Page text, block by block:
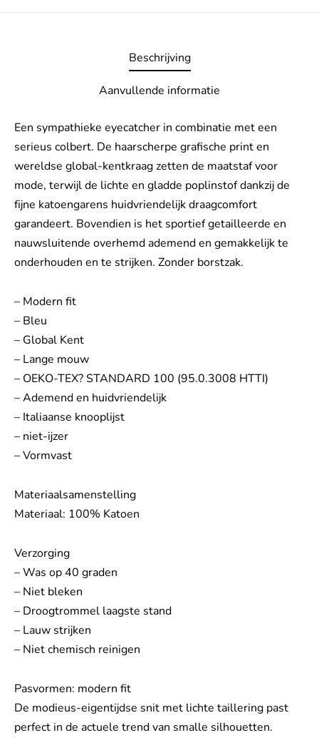
Beschrijving
Aanvullende informatie
Een sympathieke eyecatcher in combinatie met een
serieus colbert. De haarscherpe grafische print en
wereldse global-kentkraag zetten de maatstaf voor
mode, terwijl de lichte en gladde poplinstof dankzij de
fijne katoengarens huidvriendelijk draagcomfort
garandeert. Bovendien is het sportief getailleerde en
nauwsluitende overhemd ademend en gemakkelijk te
onderhouden en te strijken. Zonder borstzak.
– Modern fit
– Bleu
– Global Kent
– Lange mouw
– OEKO-TEX? STANDARD 100 (95.0.3008 HTTI)
– Ademend en huidvriendelijk
– Italiaanse knooplijst
– niet-ijzer
– Vormvast
Materiaalsamenstelling
Materiaal: 100% Katoen
Verzorging
– Was op 40 graden
– Niet bleken
– Droogtrommel laagste stand
– Lauw strijken
– Niet chemisch reinigen
Pasvormen: modern fit
De modieus-eigentijdse snit met lichte taillering past
perfect in de actuele trend van smalle silhouetten.